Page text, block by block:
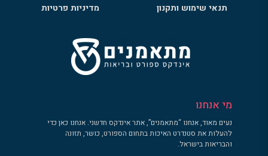
תנאי שימוש ותקנון
מדיניות פרטיות
מי אנחנו
נעים מאוד, אנחנו “מתאמנים”, אתר אינדקס חדשני. אנחנו כאן כדי
להעלות את סטנדרט האיכות בתחום הספורט, כושר, תזונה
והבריאות בישראל.